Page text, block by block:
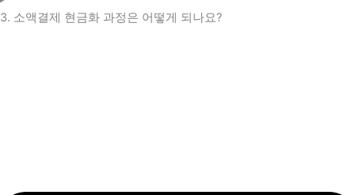
3. 소액결제 현금화 과정은 어떻게 되나요?